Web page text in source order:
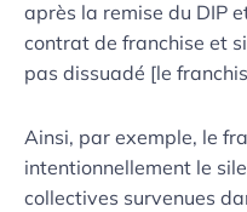
après la remise du DIP
contrat de franchise et
pas dissuadé [le
Ainsi, par exemple, le
intentionnellement le
collectives survenues